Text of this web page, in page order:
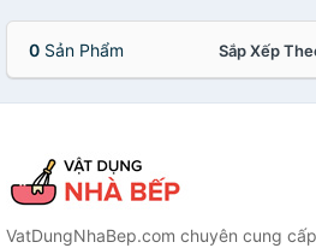
0 Sản Phẩm Sắp Xếp
VatDungNhaBep.com chuyên cung